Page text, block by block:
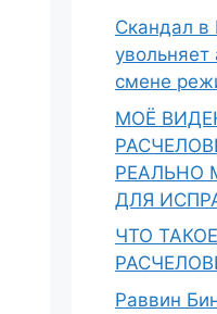
Скандал
увольняет
смене
МОЁ
РЕАЛЬНО
ДЛЯ
ЧТО ТАКОЕ
Раввин